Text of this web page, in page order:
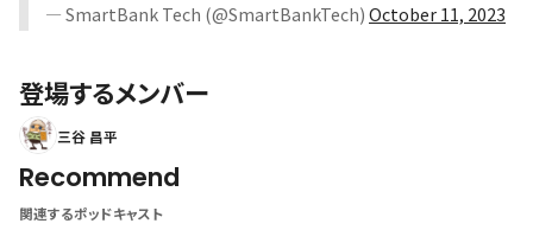
— SmartBank Tech (@SmartBankTech) October 11, 2023
登場するメンバー
三谷 昌平
Recommend
関連するポッドキャスト